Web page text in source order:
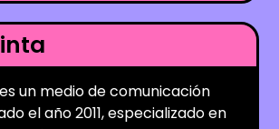
un medio de comunicación
el año 2011, especializado en